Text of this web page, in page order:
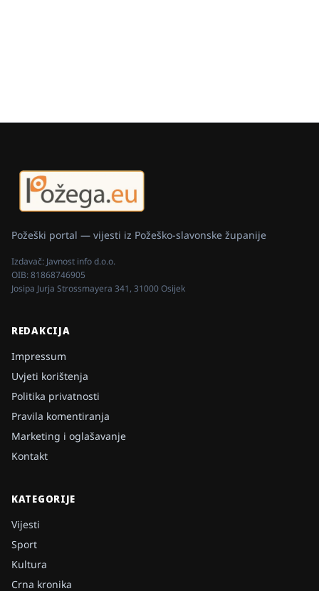
Požeški portal — vijesti iz Požeško-slavonske županije
Izdavač: Javnost info d.o.o.
OIB:81868746905
Josipa Jurja Strossmayera 341, 31000 Osijek
REDAKCIJA
Impressum
Uvjeti korištenja
Politika privatnosti
Pravila komentiranja
Marketing i oglašavanje
Kontakt
KATEGORIJE
Vijesti
Sport
Kultura
Crna kronika